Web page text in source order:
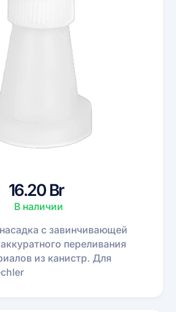
16.20 Br
В наличии
с завинчивающей
переливания
из канистр. Для